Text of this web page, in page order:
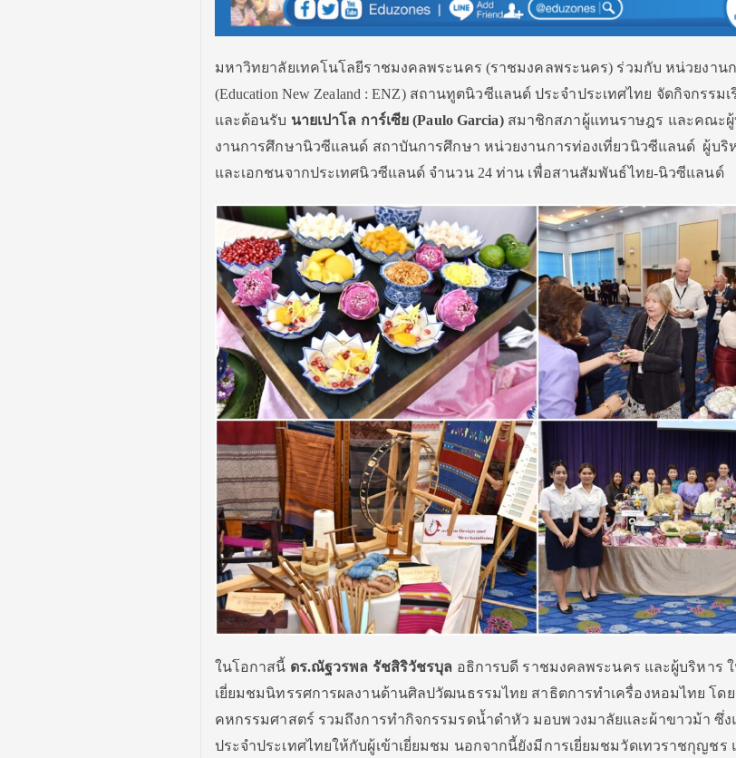
มหาวิทยาลัยเทคโนโลยีราชมงคลพระนคร (ราชมงคลพระนคร) ร่วมกับ หน่วยงาน
(Education New Zealand : ENZ) สถานทูตนิวซีแลนด์ ประจำประเทศไทย จัดกิจกรร
และต้อนรับ นายเปาโล การ์เซีย (Paulo Garcia)สมาชิกสภาผู้แทนราษฎร และคณะผู้
งานการศึกษานิวซีแลนด์ สถาบันการศึกษา หน่วยงานการท่องเที่ยวนิวซีแลนด์ ผู้บริ
และเอกชนจากประเทศนิวซีแลนด์ จำนวน 24 ท่าน เพื่อสานสัมพันธ์ไทย-นิวซีแลนด์
ในโอกาสนี้ ดร.ณัฐวรพล รัชสิริวัชรบุล อธิการบดี ราชมงคลพระนคร และผู้บริหาร
เยี่ยมชมนิทรรศการผลงานด้านศิลปวัฒนธรรมไทย สาธิตการทำเครื่องหอมไทย โด
คหกรรมศาสตร์ รวมถึงการทำกิจกรรมรดน้ำดำหัว มอบพวงมาลัยและผ้าขาวม้า ซึ่
ประจำประเทศไทยให้กับผู้เข้าเยี่ยมชม นอกจากนี้ยังมีการเยี่ยมชมวัดเทวราชกุญช